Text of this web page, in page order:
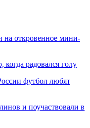
на откровенное мини-
радовался голу
футбол любят
и поучаствовали в